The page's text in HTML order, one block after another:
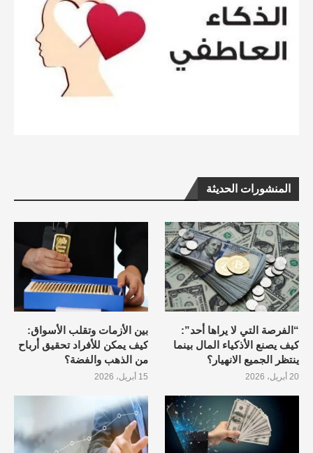
المنشورات الحديثة
“الفرصة التي لا يراها أحد”:
كيف يصنع الأذكياء المال بينما
ينتظر الجميع الانهيار؟
20 أبريل، 2026
بين الأزمات وتقلب الأسواق:
كيف يمكن للأفراد تحقيق أرباح
من الذهب والفضة؟
15 أبريل، 2026